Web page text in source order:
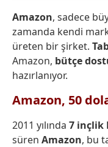
Amazon, sadece
zamanda kendi
üreten bir şirket.
Amazon, bütçe
hazırlanıyor.
Amazon, 50
2011 yılında 7 inçlik
süren Amazon, bu